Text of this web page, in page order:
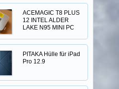
ACEMAGIC T8 PLUS
12 INTEL ALDER
LAKE N95 MINI PC
PITAKA Hülle für iPad
Pro 12.9